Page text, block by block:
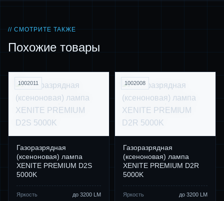
// СМОТРИТЕ ТАКЖЕ
Похожие товары
1002011
Газоразрядная
(ксеноновая) лампа
XENITE PREMIUM D2S
5000K
Яркость
до 3200 LM
1002008
Газоразрядная
(ксеноновая) лампа
XENITE PREMIUM D2R
5000K
Яркость
до 3200 LM